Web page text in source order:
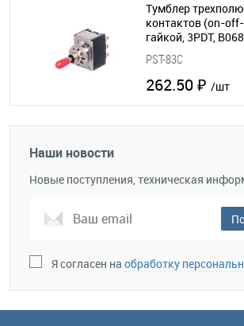
Тумблер
контактов (on-
гайкой, 3PDT,
PST-83C
262.50 ₽ /шт
Наши новости
Новые поступления, техническая
Я согласен на обработку